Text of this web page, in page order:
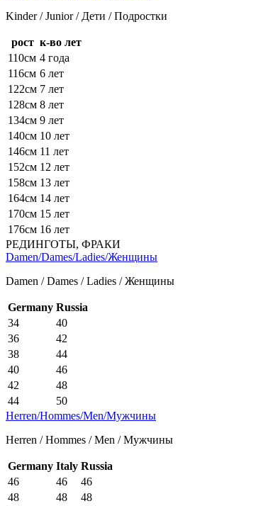
Kinder / Junior / Дети / Подростки
рост к-во лет
110см 4 года
116см 6 лет
122см 7 лет
128см 8 лет
134см 9 лет
140см 10 лет
146см 11 лет
152см 12 лет
158см 13 лет
164см 14 лет
170см 15 лет
176см 16 лет
РЕДИНГОТЫ, ФРАКИ
Damen/Dames/Ladies/Женщины
Damen / Dames / Ladies / Женщины
Germany Russia
34
40
36
42
38
44
40
46
42
48
44
50
Herren/Hommes/Men/Мужчины
Herren / Hommes / Men / Мужчины
Germany Italy Russia
46
46
46
48
48
48